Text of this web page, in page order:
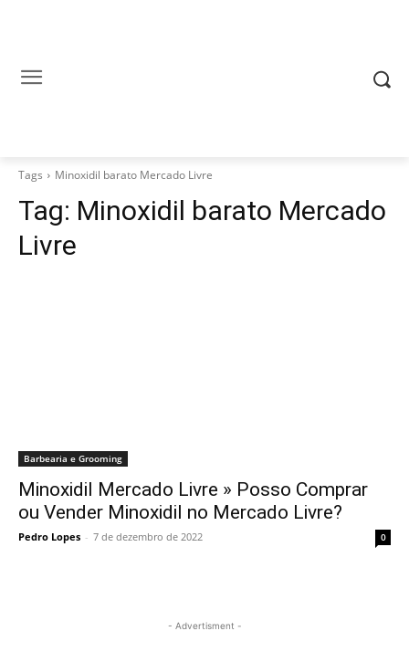
Tags Minoxidil barato Mercado Livre
Tag: Minoxidil barato Mercado
Livre
Barbearia e Grooming
Minoxidil Mercado Livre » Posso Comprar
ou Vender Minoxidil no Mercado Livre?
Pedro Lopes - 7 de dezembro de 2022 0
- Advertisment -